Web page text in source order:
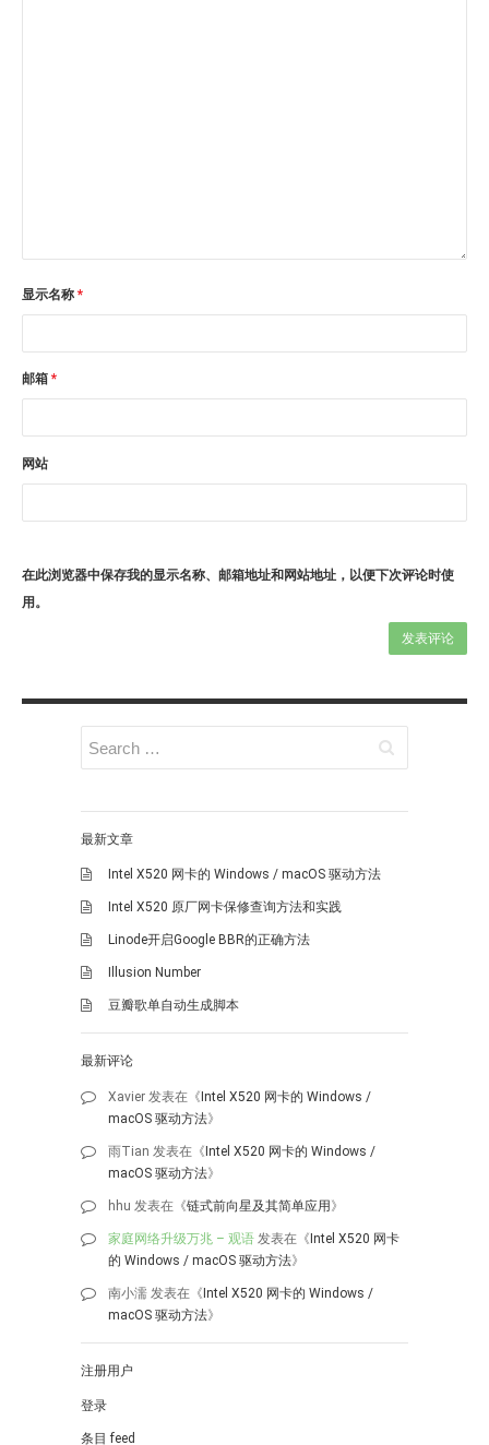
显示名称 *
邮箱 *
网站
在此浏览器中保存我的显示名称、邮箱地址和网站地址，以便下次评论时使
用。
最新文章
Intel X520 网卡的 Windows / macOS 驱动方法
Intel X520 原厂网卡保修查询方法和实践
Linode开启Google BBR的正确方法
Illusion Number
豆瓣歌单自动生成脚本
最新评论
Xavier 发表在《Intel X520 网卡的 Windows /
macOS 驱动方法》
雨Tian 发表在《Intel X520 网卡的 Windows /
macOS 驱动方法》
hhu 发表在《链式前向星及其简单应用》
家庭网络升级万兆 – 观语 发表在《Intel X520 网卡
的 Windows / macOS 驱动方法》
南小濡 发表在《Intel X520 网卡的 Windows /
macOS 驱动方法》
注册用户
登录
条目 feed